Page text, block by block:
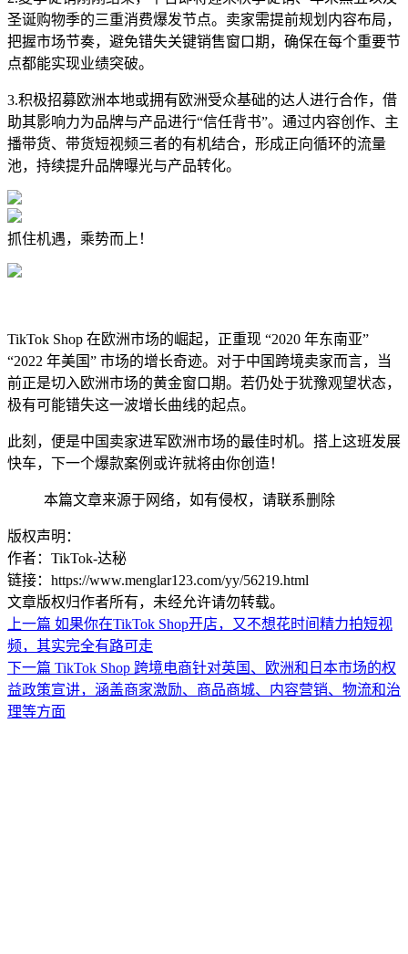
圣诞购物季的三重消费爆发节点。卖家需提前规划内容布局，
把握市场节奏，避免错失关键销售窗口期，确保在每个重要节
点都能实现业绩突破。
3.积极招募欧洲本地或拥有欧洲受众基础的达人进行合作，借
助其影响力为品牌与产品进行“信任背书”。通过内容创作、主
播带货、带货短视频三者的有机结合，形成正向循环的流量
池，持续提升品牌曝光与产品转化。
抓住机遇，乘势而上！
TikTok Shop 在欧洲市场的崛起，正重现 “2020 年东南亚”
“2022 年美国” 市场的增长奇迹。对于中国跨境卖家而言，当
前正是切入欧洲市场的黄金窗口期。若仍处于犹豫观望状态，
极有可能错失这一波增长曲线的起点。
此刻，便是中国卖家进军欧洲市场的最佳时机。搭上这班发展
快车，下一个爆款案例或许就将由你创造！
本篇文章来源于网络，如有侵权，请联系删除
版权声明：
作者：TikTok-达秘
链接：https://www.menglar123.com/yy/56219.html
文章版权归作者所有，未经允许请勿转载。
上一篇 如果你在TikTok Shop开店，又不想花时间精力拍短视
频，其实完全有路可走
下一篇 TikTok Shop 跨境电商针对英国、欧洲和日本市场的权
益政策宣讲，涵盖商家激励、商品商城、内容营销、物流和治
理等方面